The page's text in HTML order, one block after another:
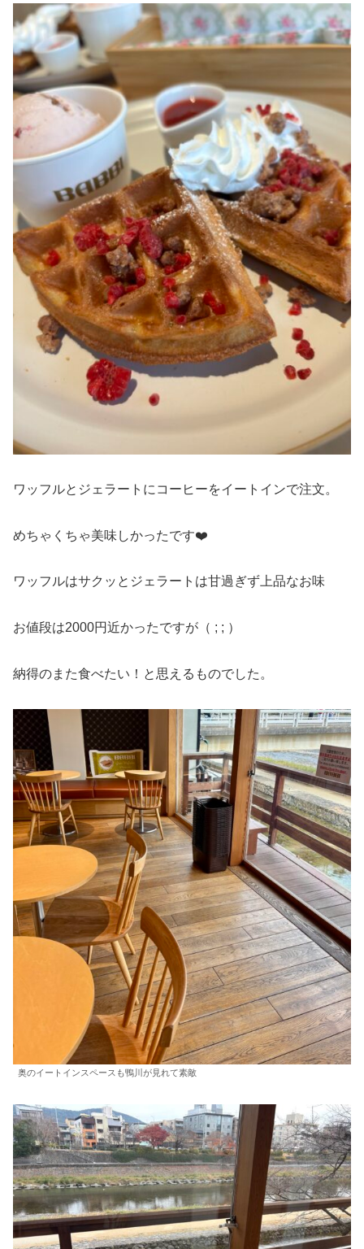
ワッフルとジェラートにコーヒーをイートインで注文。
めちゃくちゃ美味しかったです❤️
ワッフルはサクッとジェラートは甘過ぎず上品なお味
お値段は2000円近かったですが（ ; ; ）
納得のまた食べたい！と思えるものでした。
奥のイートインスペースも鴨川が見れて素敵